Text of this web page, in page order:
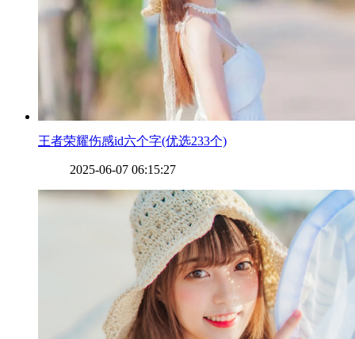
​王者荣耀伤感id六个字(优选233个)
2025-06-07 06:15:27